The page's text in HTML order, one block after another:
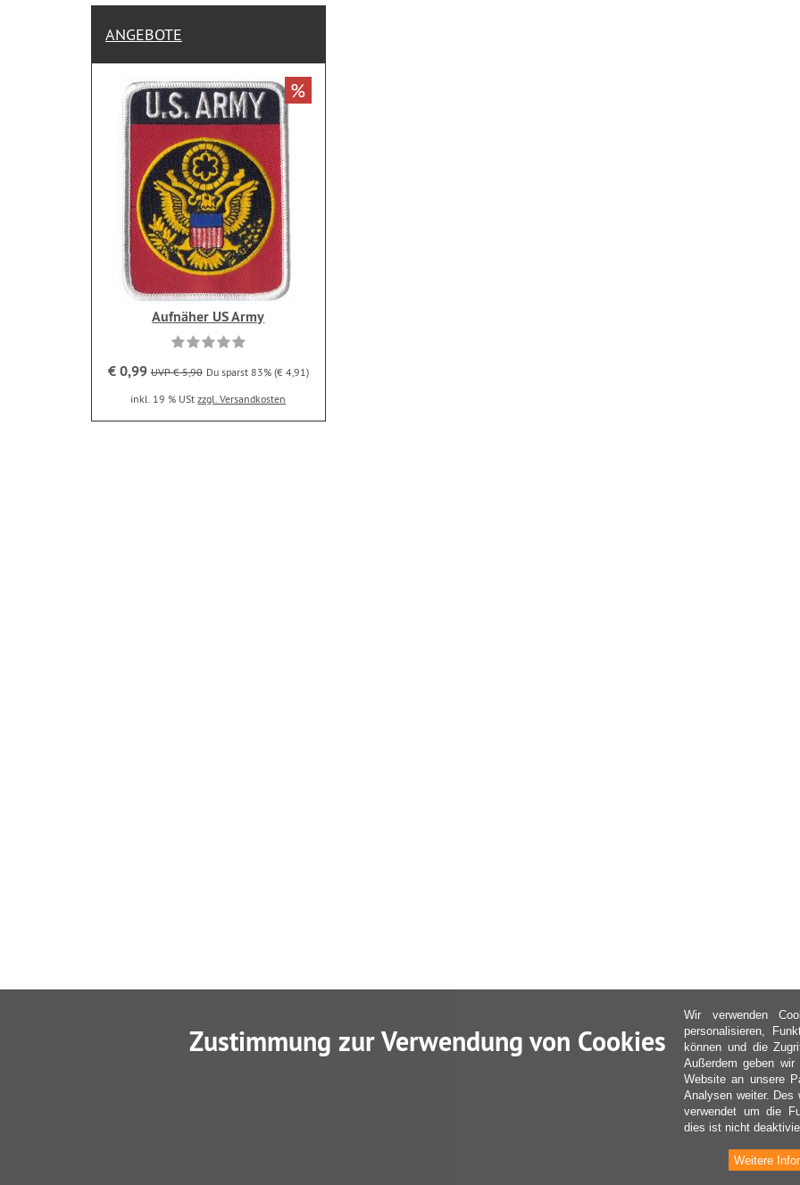
ANGEBOTE
Aufnäher US Army
€ 0,99 UVP € 5,90 Du sparst 83% (€ 4,91)
inkl. 19 % UStzzgl. Versandkosten
%
Zustimmung zur Verwendung von Cookies
Wir verwenden
personalisieren,
können und die
Außerdem geben
Website an unsere
Analysen weiter. Des
verwendet um die
dies ist nicht
Weitere